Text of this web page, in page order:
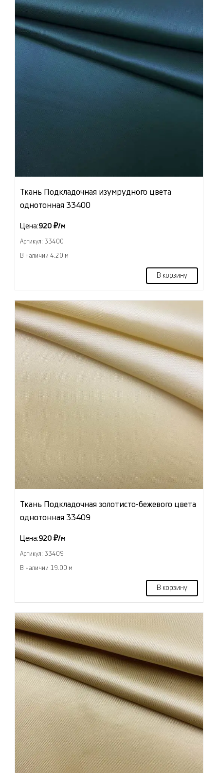
Ткань Подкладочная изумрудного цвета
однотонная 33400
Цена:920 ₽/м
Артикул: 33400
В наличии 4.20 м
В корзину
Ткань Подкладочная золотисто-бежевого цвета
однотонная 33409
Цена:920 ₽/м
Артикул: 33409
В наличии 19.00 м
В корзину